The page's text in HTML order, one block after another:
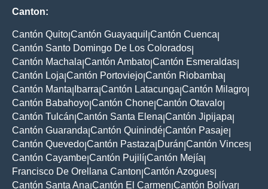
Canton:
Cantón Quito Cantón Guayaquil Cantón Cuenca
Cantón Santo Domingo De Los Colorados
Cantón Machala Cantón Ambato Cantón Esmeraldas
Cantón Loja Cantón Portoviejo Cantón Riobamba
Cantón Manta
Ibarra Cantón Latacunga Cantón Milagro
Cantón Babahoyo Cantón Chone Cantón Otavalo
Cantón Tulcán Cantón Santa Elena Cantón Jipijapa
Cantón Guaranda Cantón Quinindé Cantón Pasaje
Cantón Quevedo Cantón Pastaza Durán Cantón Vinces
Cantón Cayambe Cantón Pujilí Cantón Mejía
Francisco De Orellana Canton Cantón Azogues
Cantón Santa Ana Cantón El Carmen Cantón Bolívar